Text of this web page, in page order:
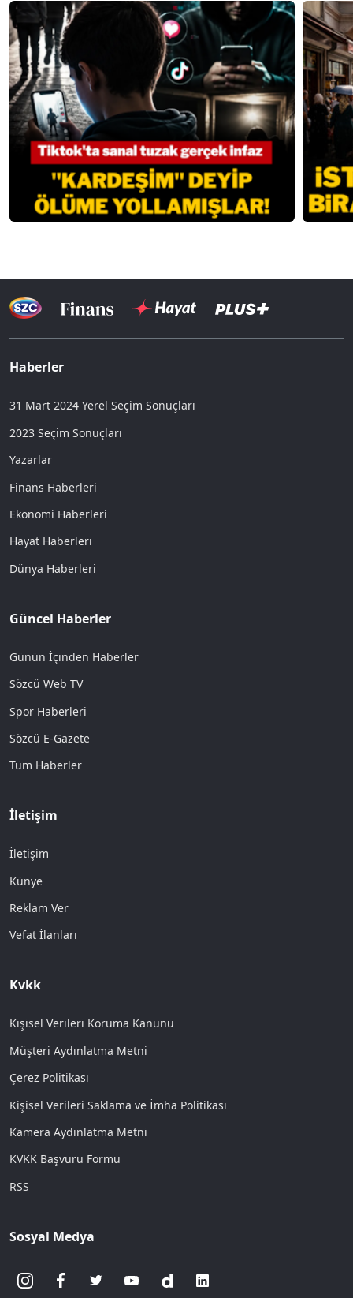
Haberler
31 Mart 2024 Yerel Seçim Sonuçları
2023 Seçim Sonuçları
Yazarlar
Finans Haberleri
Ekonomi Haberleri
Hayat Haberleri
Dünya Haberleri
Güncel Haberler
Günün İçinden Haberler
Sözcü Web TV
Spor Haberleri
Sözcü E-Gazete
Tüm Haberler
İletişim
İletişim
Künye
Reklam Ver
Vefat İlanları
Kvkk
Kişisel Verileri Koruma Kanunu
Müşteri Aydınlatma Metni
Çerez Politikası
Kişisel Verileri Saklama ve İmha Politikası
Kamera Aydınlatma Metni
KVKK Başvuru Formu
RSS
Sosyal Medya